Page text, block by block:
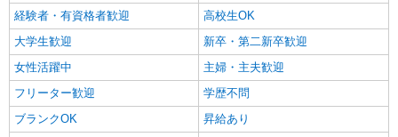
経験者・有資格者歓迎
高校生OK
大学生歓迎
新卒・第二新卒歓迎
女性活躍中
主婦・主夫歓迎
フリーター歓迎
学歴不問
ブランクOK
昇給あり